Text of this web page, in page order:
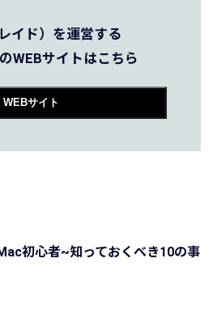
イド）を運営する
WEBサイトはこちら
WEBサイト
初心者~知っておくべき10の事